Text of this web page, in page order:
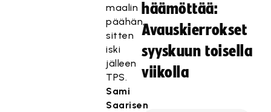
maalin
päähän,
sitten
iski
jälleen
TPS.
Sami
Saarisen
häämöttää:
Avauskierrokset
syyskuun toisella
viikolla